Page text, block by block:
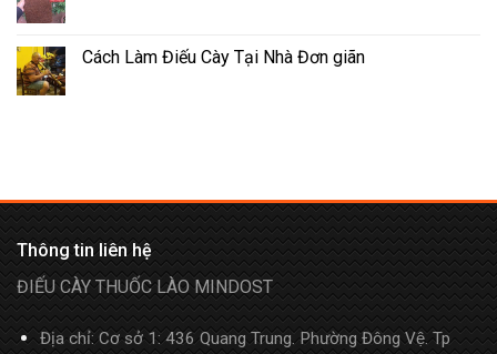
Cách Làm Điếu Cày Tại Nhà Đơn giãn
Thông tin liên hệ
ĐIẾU CÀY THUỐC LÀO MINDOST
Địa chỉ: Cơ sở 1: 436 Quang Trung. Phường Đông Vệ. Tp